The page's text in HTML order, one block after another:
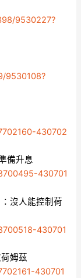
9530227?
9530108?
430702
備升息
430701
沒人能控制荷
430701
姆茲
430701